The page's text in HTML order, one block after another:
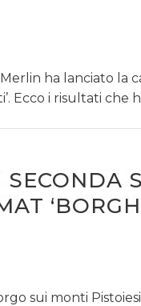
ha lanciato la
Ecco i risultati che
sui monti